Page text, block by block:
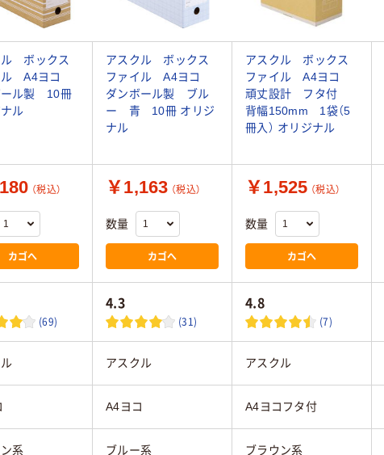
ル ボックス
ル A4ヨコ
ール製 10冊
ル
アスクル ボックス
ファイル A4ヨコ
ダンボール製 ブル
ー 青 10冊 オリジ
ナル
アスクル ボックス
ファイル A4ヨコ
頑丈設計 フタ付
背幅150mm 1袋（5
冊入） オリジナル
（税込）
カゴへ
￥1,163 （税込）
数量
カゴへ
￥1,525 （税込）
数量
カゴへ
(69)
4.3
(31)
4.8
(7)
アスクル アスクル
A4ヨコ A4ヨコフタ付
系 ブルー系 ブラウン系